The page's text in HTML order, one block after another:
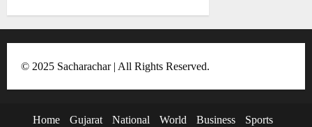
© 2025 Sacharachar | All Rights Reserved.
Home Gujarat National World Business Sports